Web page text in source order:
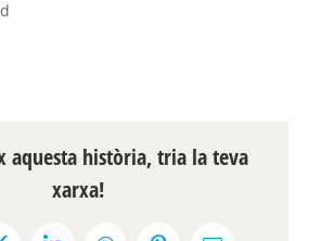
aquesta història, tria la teva
xarxa!